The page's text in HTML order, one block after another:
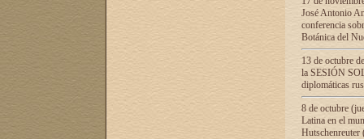
José Antonio
conferencia
Botánica del
13 de octubre
la SESIÓN
diplomáticas
8 de octubre
Latina en el